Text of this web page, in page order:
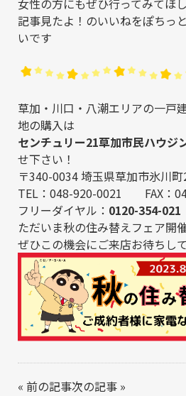
女性の方にもぜひ行ってみてほ
記事見たよ！のいいねをぽちっ
いです
草加・川口・八潮エリアの一戸
地の購入は
センチュリー21草加市民ハウジ
せ下さい！
〒340-0034 埼玉県草加市氷川
TEL：048-920-0021 FAX：
フリーダイヤル： 0120-354-021
ただいま秋の住み替えフェア開
ぜひこの機会にご来店お待ちして
« 前の記事次の記事 »